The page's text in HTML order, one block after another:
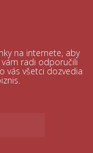
na internete, aby
radi odporučili
vás všetci dozvedia